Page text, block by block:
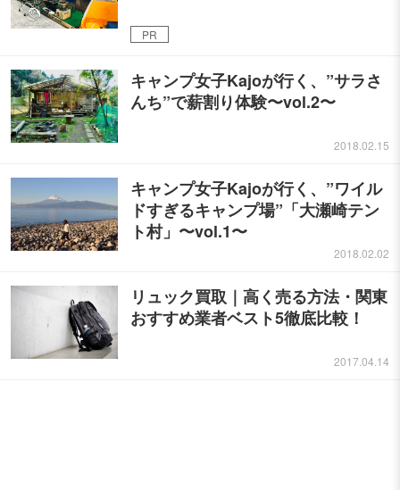
PR
キャンプ女子Kajoが行く、”サラさ
んち”で薪割り体験〜vol.2〜
2018.02.15
キャンプ女子Kajoが行く、”ワイル
ドすぎるキャンプ場”「大瀬崎テン
ト村」〜vol.1〜
2018.02.02
リュック買取｜高く売る方法・関東
おすすめ業者ベスト5徹底比較！
2017.04.14